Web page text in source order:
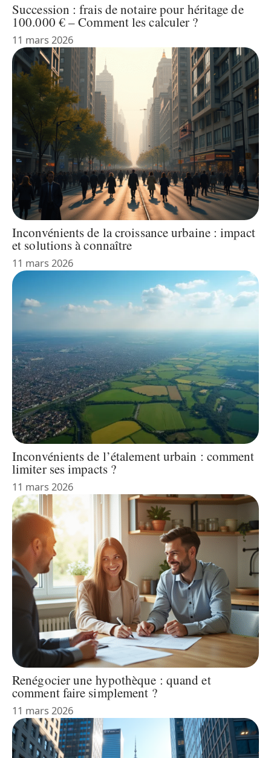
Succession : frais de notaire pour héritage de
100.000 € – Comment les calculer ?
11 mars 2026
Inconvénients de la croissance urbaine : impact
et solutions à connaître
11 mars 2026
Inconvénients de l’étalement urbain : comment
limiter ses impacts ?
11 mars 2026
Renégocier une hypothèque : quand et
comment faire simplement ?
11 mars 2026